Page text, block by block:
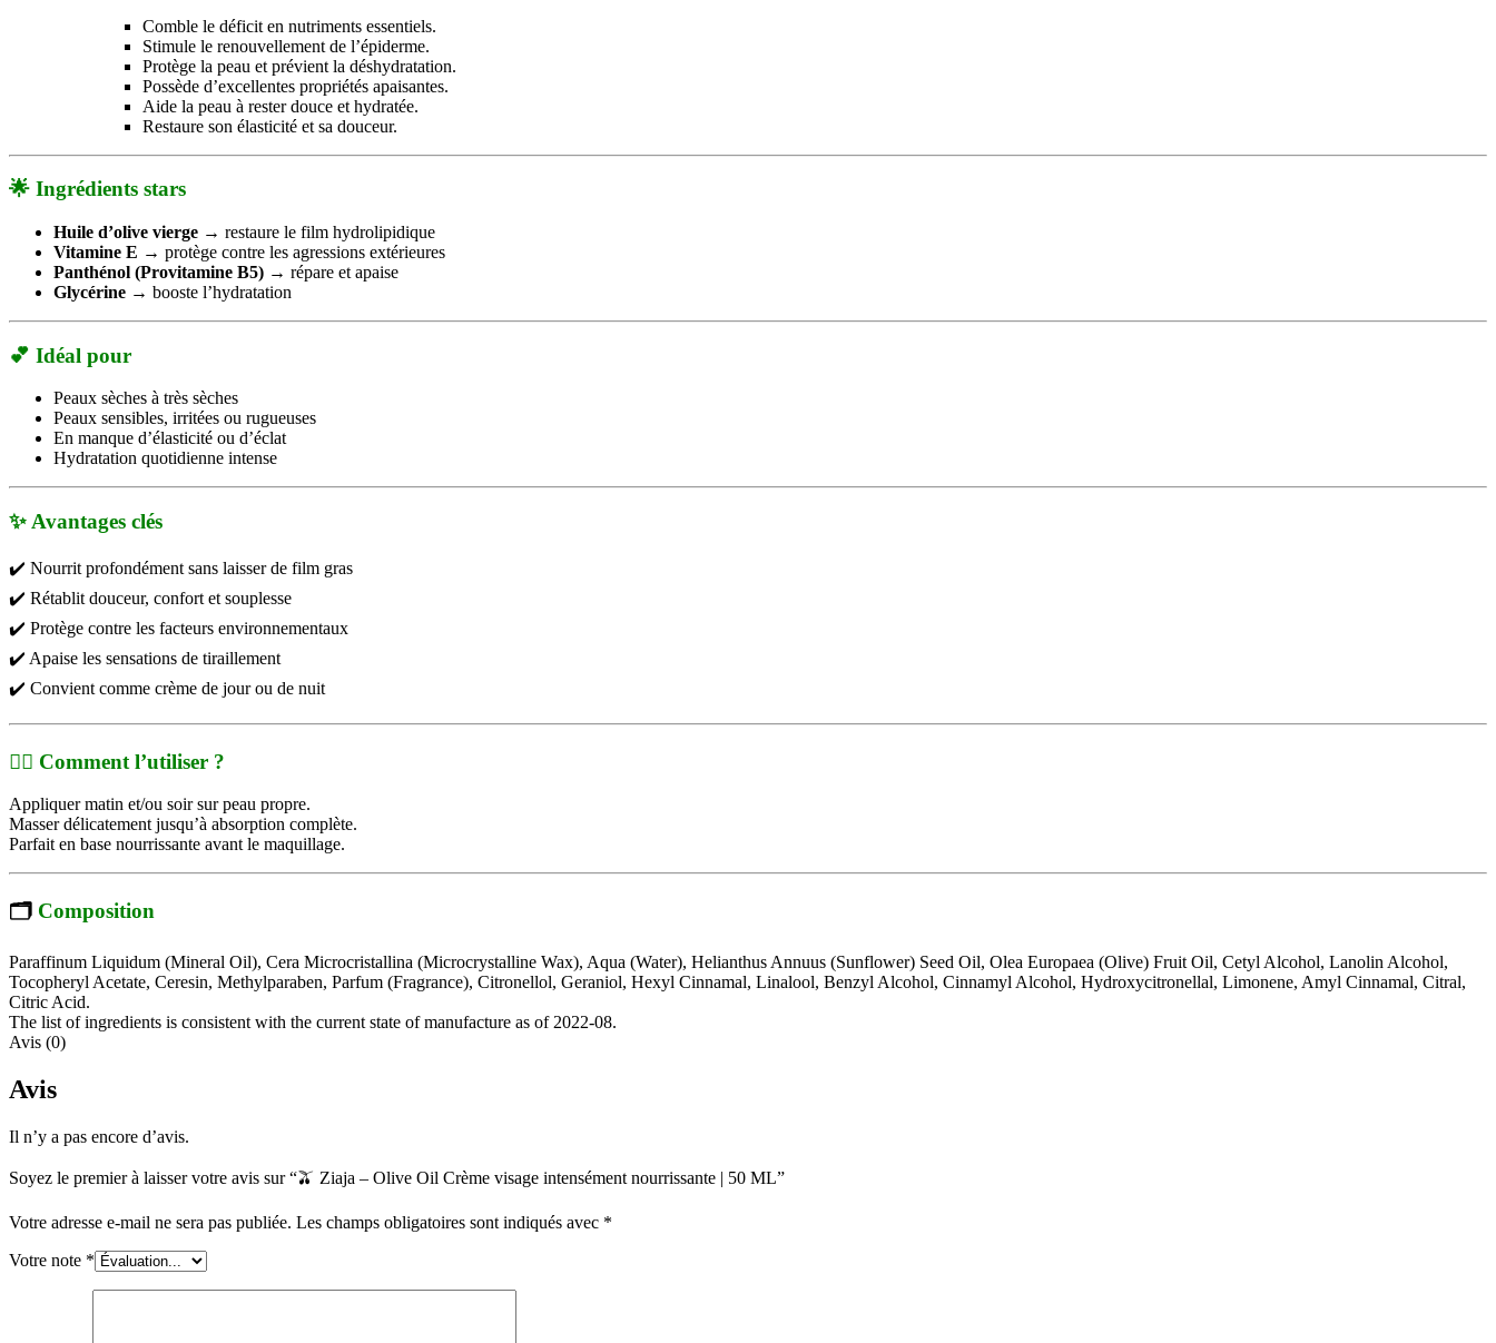
Comble le déficit en nutriments essentiels.
Stimule le renouvellement de l’épiderme.
Protège la peau et prévient la déshydratation.
Possède d’excellentes propriétés apaisantes.
Aide la peau à rester douce et hydratée.
Restaure son élasticité et sa douceur.
🌟 Ingrédients stars
Huile d’olive vierge → restaure le film hydrolipidique
Vitamine E → protège contre les agressions extérieures
Panthénol (Provitamine B5) → répare et apaise
Glycérine → booste l’hydratation
💕 Idéal pour
Peaux sèches à très sèches
Peaux sensibles, irritées ou rugueuses
En manque d’élasticité ou d’éclat
Hydratation quotidienne intense
✨ Avantages clés
✔️ Nourrit profondément sans laisser de film gras
✔️ Rétablit douceur, confort et souplesse
✔️ Protège contre les facteurs environnementaux
✔️ Apaise les sensations de tiraillement
✔️ Convient comme crème de jour ou de nuit
🧖‍♀️ Comment l’utiliser ?
Appliquer matin et/ou soir sur peau propre.
Masser délicatement jusqu’à absorption complète.
Parfait en base nourrissante avant le maquillage.
🗂️ Composition
Paraffinum Liquidum (Mineral Oil), Cera Microcristallina (Microcrystalline Wax), Aqua (Water), Helianthus Annuus (Sunflower) Seed Oil, Olea Europaea (Olive) Fruit Oil, Cetyl Alcohol, Lanolin Alcohol,
Tocopheryl Acetate, Ceresin, Methylparaben, Parfum (Fragrance), Citronellol, Geraniol, Hexyl Cinnamal, Linalool, Benzyl Alcohol, Cinnamyl Alcohol, Hydroxycitronellal, Limonene, Amyl Cinnamal, Citral,
Citric Acid.
The list of ingredients is consistent with the current state of manufacture as of 2022-08.
Avis (0)
Avis
Il n’y a pas encore d’avis.
Soyez le premier à laisser votre avis sur “🫒 Ziaja – Olive Oil Crème visage intensément nourrissante | 50 ML”
Votre adresse e-mail ne sera pas publiée. Les champs obligatoires sont indiqués avec *
Votre note *